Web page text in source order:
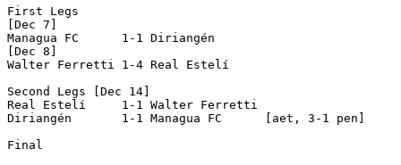
First Legs
[Dec 7]
Managua FC      1-1 Diriangén
[Dec 8]
Walter Ferretti 1-4 Real Estelí
Second Legs [Dec 14]
Real Estelí     1-1 Walter Ferretti
Diriangén       1-1 Managua FC      [aet, 3-1 pen]
Final